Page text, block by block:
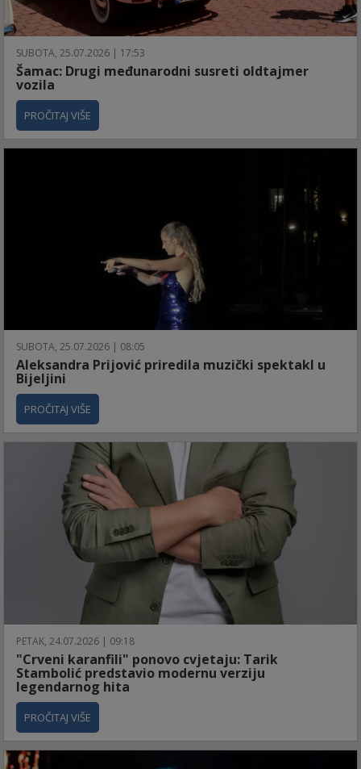
SUBOTA, 25.07.2026 | 17:53
Šamac: Drugi međunarodni susreti oldtajmer
vozila
PROČITAJ VIŠE
SUBOTA, 25.07.2026 | 08:05
Aleksandra Prijović priredila muzički spektakl u
Bijeljini
PROČITAJ VIŠE
PETAK, 24.07.2026 | 09:18
"Crveni karanfili" ponovo cvjetaju: Tarik
Stambolić predstavio modernu verziju
legendarnog hita
PROČITAJ VIŠE